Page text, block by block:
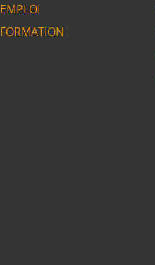
EMPLOI
FORMATION